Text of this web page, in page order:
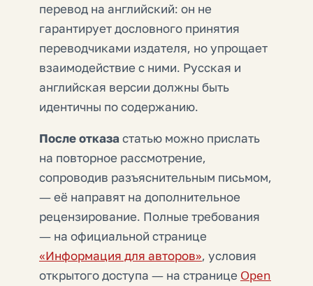
перевод на английский: он не
гарантирует дословного принятия
переводчиками издателя, но упрощает
взаимодействие с ними. Русская и
английская версии должны быть
идентичны по содержанию.
После отказастатью можно прислать
на повторное рассмотрение,
сопроводив разъяснительным письмом,
— её направят на дополнительное
рецензирование. Полные требования
— на официальной странице
«Информация для авторов», условия
открытого доступа — на странице Open